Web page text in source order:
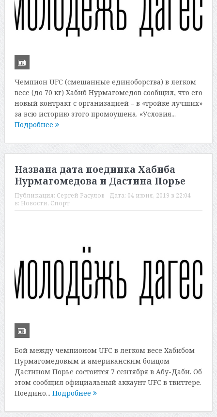
Чемпион UFC (смешанные единоборства) в легком
весе (до 70 кг) Хабиб Нурмагомедов сообщил, что его
новый контракт с организацией – в «тройке лучших»
за всю историю этого промоушена. «Условия...
Подробнее
Названа дата поединка Хабиба
Нурмагомедова и Дастина Порье
Публикация: Сергей Расулов Дата: 04 июня, 2019 в 22:04
в: Новости, Спорт
Бой между чемпионом UFC в легком весе Хабибом
Нурмагомедовым и американским бойцом
Дастином Порье состоится 7 сентября в Абу-Даби. Об
этом сообщил официальный аккаунт UFC в твиттере.
Поедино... Подробнее